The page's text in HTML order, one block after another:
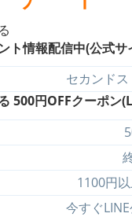
ト情報配信中(公式サ
セカンド
500円OFFクーポン
1100円
今すぐ